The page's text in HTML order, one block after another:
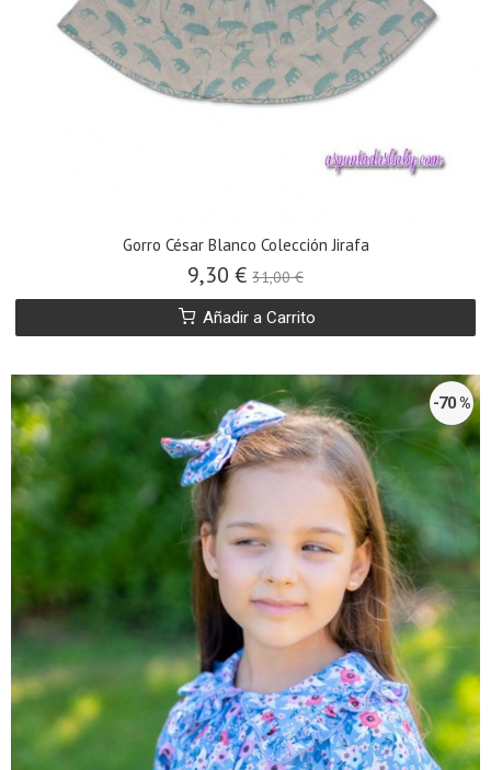
Gorro César Blanco Colección Jirafa
9,30 € 31,00 €
Añadir a Carrito
-70 %